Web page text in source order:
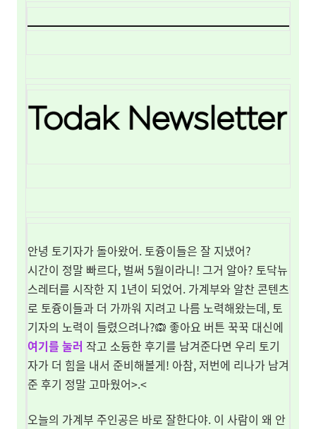
안녕 토기자가 돌아왔어. 토즁이들은 잘 지냈어?
시간이 정말 빠르다, 벌써 5월이라니! 그거 알아? 토닥뉴
스레터를 시작한 지 1년이 되었어. 가계부와 알찬 콘텐츠
로 토즁이들과 더 가까워 지려고 나름 노력해왔는데, 토
기자의 노력이 들렸으려나?🙉 좋아요 버튼 꾹꾹 대신에
여기를 눌러 작고 소듕한 후기를 남겨준다면 우리 토기
자가 더 힘을 내서 준비해볼게! 아참, 저번에 리나가 남겨
준 후기 정말 고마웠어>.<
오늘의 가계부 주인공은 바로 잘한다야. 이 사람이 왜 안